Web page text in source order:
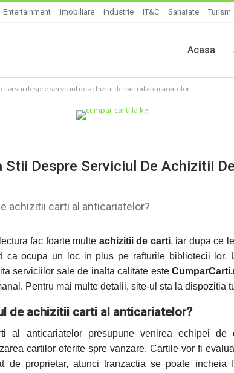
Entertainment Imobiliare Industrie IT&C Sanatate Turism
Acasa
sa stii despre serviciul de achizitii de carti al anticariatelor
Stii Despre Serviciul De Achizitii
achizitii carti al anticariatelor?
fac foarte multe achizitii de carti, iar dupa ce
ca ocupa un loc in plus pe rafturile bibliotecii lor.
serviciilor sale de inalta calitate este
Pentru mai multe detalii, site-ul sta la dispozitia
de achizitii carti al anticariatelor?
al anticariatelor presupune venirea echipei de
cartilor oferite spre vanzare. Cartile vor fi
de proprietar, atunci tranzactia se poate incheia